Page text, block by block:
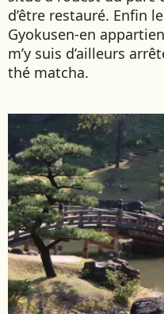
d’être restauré. Enfin
Gyokusen-en
m’y suis d’ailleurs
thé matcha.